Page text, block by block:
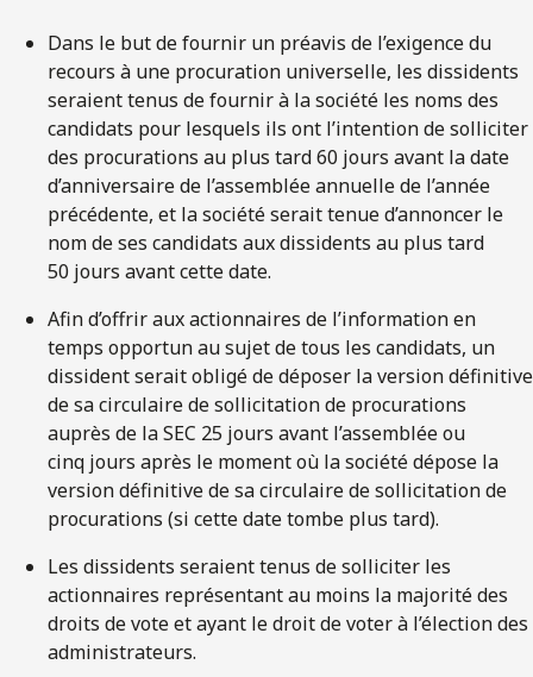
Dans le but de fournir un préavis de l’exigence du
recours à une procuration universelle, les dissidents
seraient tenus de fournir à la société les noms des
candidats pour lesquels ils ont l’intention de solliciter
des procurations au plus tard 60 jours avant la date
d’anniversaire de l’assemblée annuelle de l’année
précédente, et la société serait tenue d’annoncer le
nom de ses candidats aux dissidents au plus tard
50 jours avant cette date.
Afin d’offrir aux actionnaires de l’information en
temps opportun au sujet de tous les candidats, un
dissident serait obligé de déposer la version définitive
de sa circulaire de sollicitation de procurations
auprès de la SEC 25 jours avant l’assemblée ou
cinq jours après le moment où la société dépose la
version définitive de sa circulaire de sollicitation de
procurations (si cette date tombe plus tard).
Les dissidents seraient tenus de solliciter les
actionnaires représentant au moins la majorité des
droits de vote et ayant le droit de voter à l’élection des
administrateurs.